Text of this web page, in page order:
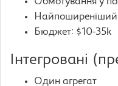
Найпоширеніший
Бюджет: $10-35k
Інтегровані
Один агрегат